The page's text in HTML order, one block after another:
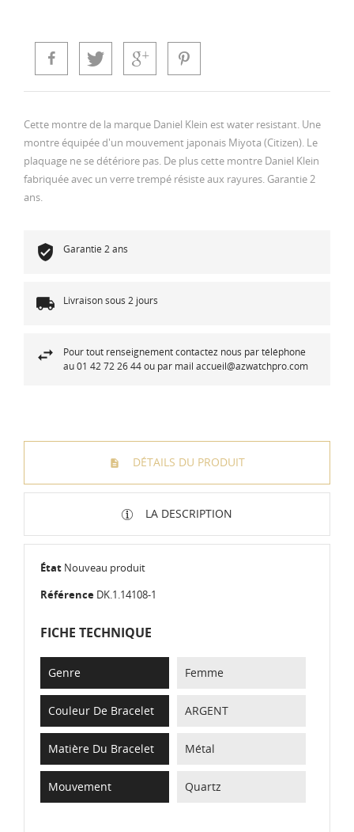
Cette montre de la marque Daniel Klein est water resistant. Une
montre équipée d'un mouvement japonais Miyota (Citizen). Le
plaquage ne se détériore pas. De plus cette montre Daniel Klein
fabriquée avec un verre trempé résiste aux rayures. Garantie 2
ans.
Garantie 2 ans
Livraison sous 2 jours
Pour tout renseignement contactez nous par téléphone
au 01 42 72 26 44 ou par mail accueil@azwatchpro.com
DÉTAILS DU PRODUIT
LA DESCRIPTION
État Nouveau produit
Référence DK.1.14108-1
FICHE TECHNIQUE
Genre Femme
Couleur De Bracelet ARGENT
Matière Du Bracelet Métal
Mouvement Quartz